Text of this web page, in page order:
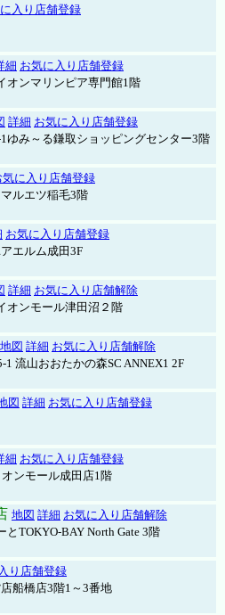
入り店舗登録
細 お気に入り店舗登録
オンマリンピア専門館1階
詳細 お気に入り店舗登録
ゆみ～る鎌取ショッピングセンター3階
気に入り店舗登録
ルエツ稲毛3階
お気に入り店舗登録
エルム成田3F
詳細 お気に入り店舗解除
ンモール津田沼２階
地図 詳細 お気に入り店舗解除
流山おおたかの森SC ANNEX1 2F
図 詳細 お気に入り店舗登録
細 お気に入り店舗登録
ンモール成田店1階
地図 詳細 お気に入り店舗解除
TOKYO-BAY North Gate 3階
り店舗登録
船橋店3階1～3番地